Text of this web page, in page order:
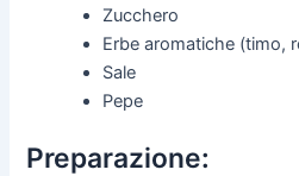
Zucchero
Erbe aromatiche (timo,
Sale
Pepe
Preparazione: